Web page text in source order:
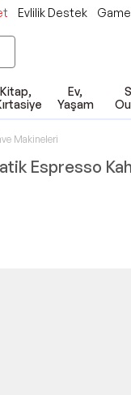
Evlilik Destek
Ev,
Yaşam
Makineleri
Espresso